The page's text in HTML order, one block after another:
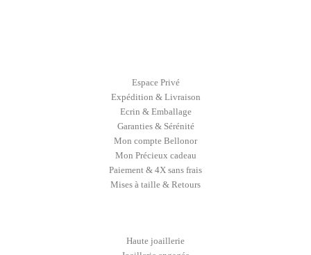
Espace Privé
Expédition & Livraison
Ecrin & Emballage
Garanties & Sérénité
Mon compte Bellonor
Mon Précieux cadeau
Paiement & 4X sans frais
Mises à taille & Retours
Haute joaillerie